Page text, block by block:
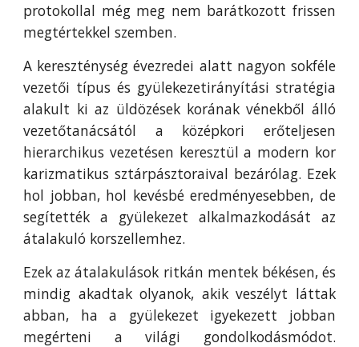
protokollal még meg nem barátkozott frissen
megtértekkel szemben.
A kereszténység évezredei alatt nagyon sokféle
vezetői típus és gyülekezetirányítási stratégia
alakult ki az üldözések korának vénekből álló
vezetőtanácsától a középkori erőteljesen
hierarchikus vezetésen keresztül a modern kor
karizmatikus sztárpásztoraival bezárólag. Ezek
hol jobban, hol kevésbé eredményesebben, de
segítették a gyülekezet alkalmazkodását az
átalakuló korszellemhez.
Ezek az átalakulások ritkán mentek békésen, és
mindig akadtak olyanok, akik veszélyt láttak
abban, ha a gyülekezet igyekezett jobban
megérteni a világi gondolkodásmódot.